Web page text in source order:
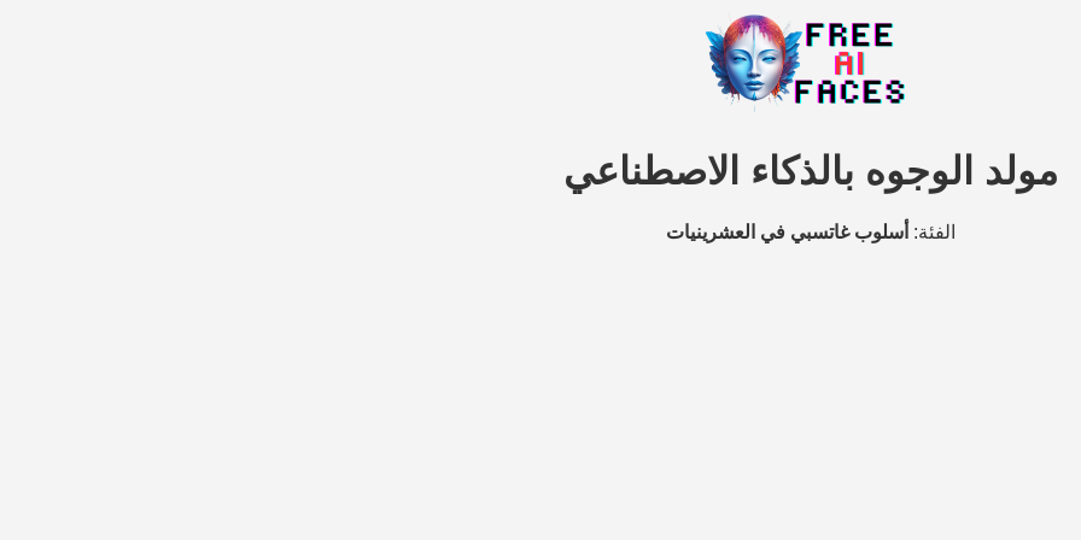
مولد الوجوه بالذكاء الاصطناعي
الفئة: أسلوب غاتسبي في العشرينيات